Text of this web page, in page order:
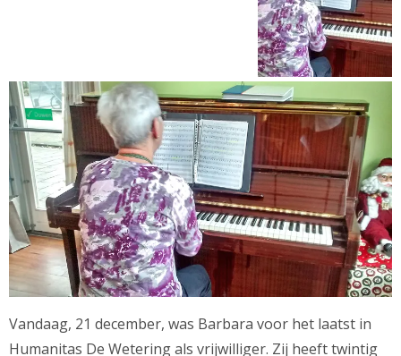
Vandaag, 21 december, was Barbara voor het laatst in
Humanitas De Wetering als vrijwilliger. Zij heeft twintig